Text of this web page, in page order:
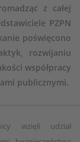
z całej
PZPN
poświęcono
rozwijaniu
współpracy
publicznymi.
wzięli udział